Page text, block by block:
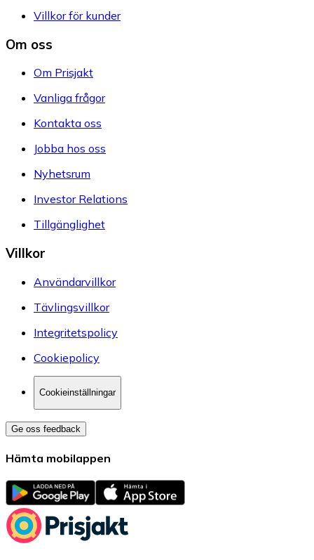
Villkor för kunder
Om oss
Om Prisjakt
Vanliga frågor
Kontakta oss
Jobba hos oss
Nyhetsrum
Investor Relations
Tillgänglighet
Villkor
Användarvillkor
Tävlingsvillkor
Integritetspolicy
Cookiepolicy
Cookieinställningar
Ge oss feedback
Hämta mobilappen